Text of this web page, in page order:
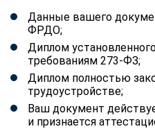
Данные вашего
ФРДО;
Диплом
требованиям 273-ФЗ;
Диплом полностью
трудоустройстве;
Ваш документ
и признается